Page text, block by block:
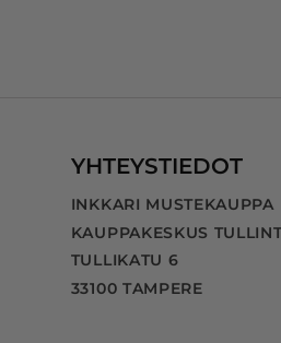
YHTEYSTIEDOT
INKKARI MUSTEKAUPPA
KAUPPAKESKUS
TULLIKATU 6
33100 TAMPERE